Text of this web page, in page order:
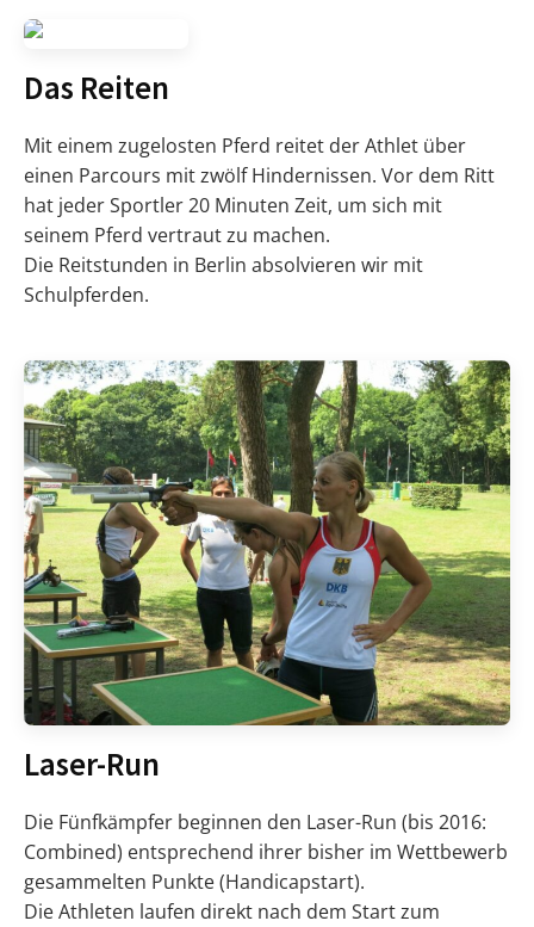
Das Reiten
Mit einem zugelosten Pferd reitet der Athlet über
einen Parcours mit zwölf Hindernissen. Vor dem Ritt
hat jeder Sportler 20 Minuten Zeit, um sich mit
seinem Pferd vertraut zu machen.
Die Reitstunden in Berlin absolvieren wir mit
Schulpferden.
Laser-Run
Die Fünfkämpfer beginnen den Laser-Run (bis 2016:
Combined) entsprechend ihrer bisher im Wettbewerb
gesammelten Punkte (Handicapstart).
Die Athleten laufen direkt nach dem Start zum